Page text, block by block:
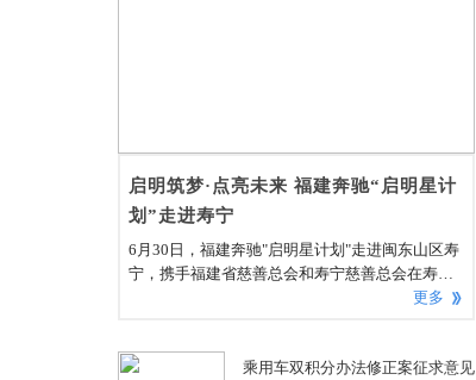
启明筑梦·点亮未来 福建奔驰“启明星计
划”走进寿宁
6月30日，福建奔驰"启明星计划"走进闽东山区寿
宁，携手福建省慈善总会和寿宁慈善总会在寿宁
县南阳中心小学举办"启明筑梦·点亮未来"图书捐
党委书记、执行副总裁符磊一行的到访给予了热
更多
乘用车双积分办法修正案征求意见